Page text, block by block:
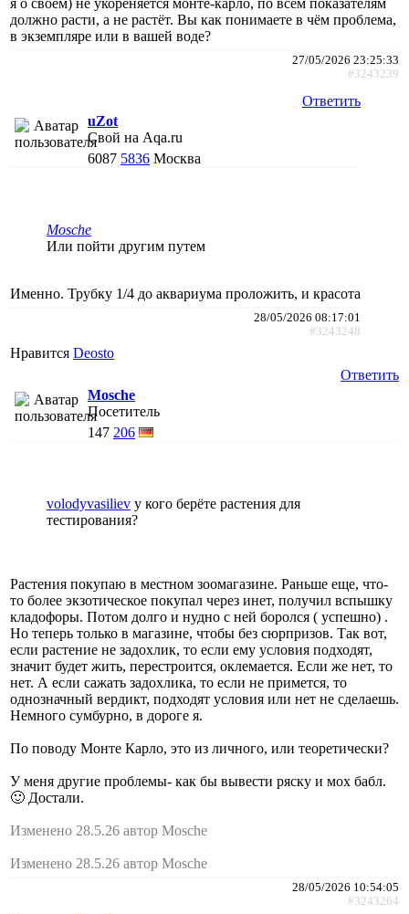
должно расти, а не растёт. Вы как понимаете в чём проблема,
в экземпляре или в вашей воде?
27/05/2026 23:25:33
#3243239
Ответить
uZot
Свой на Aqa.ru
6087 5836 Москва
Mosche
Или пойти другим путем
Именно. Трубку 1/4 до аквариума проложить, и красота
28/05/2026 08:17:01
#3243248
Нравится Deosto
Ответить
Mosche
Посетитель
147 206
volodyvasiliev у кого берёте растения для
тестирования?
Растения покупаю в местном зоомагазине. Раньше еще, что-
то более экзотическое покупал через инет, получил вспышку
кладофоры. Потом долго и нудно с ней боролся ( успешно) .
Но теперь только в магазине, чтобы без сюрпризов. Так вот,
если растение не задохлик, то если ему условия подходят,
значит будет жить, перестроится, оклемается. Если же нет, то
нет. А если сажать задохлика, то если не примется, то
однозначный вердикт, подходят условия или нет не сделаешь.
Немного сумбурно, в дороге я.
По поводу Монте Карло, это из личного, или теоретически?
У меня другие проблемы- как бы вывести ряску и мох бабл.
🙂 Достали.
Изменено 28.5.26 автор Mosche
Изменено 28.5.26 автор Mosche
28/05/2026 10:54:05
#3243264